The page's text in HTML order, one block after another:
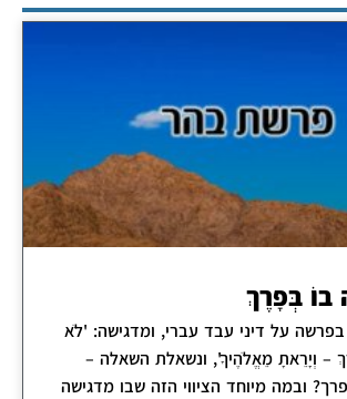
בְּפָרֶךְ
על דיני עבד עברי, ומדגישה: 'לֹא
– וְיָרֵאתָ מֵאֱלֹהֶיךָ', ונשאלת השאלה –
ובמה מיוחד הציווי הזה שבו מדגישה